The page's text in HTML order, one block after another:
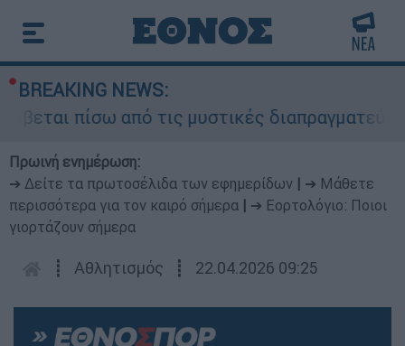
BREAKING NEWS:
πίσω από τις μυστικές διαπραγματεύσεις
Πρωινή ενημέρωση:
➔ Δείτε τα πρωτοσέλιδα των εφημερίδων
➔ Μάθετε
περισσότερα για τον καιρό σήμερα
➔ Εορτολόγιο: Ποιοι
γιορτάζουν σήμερα
┋ Αθλητισμός ┋ 22.04.2026 09:25